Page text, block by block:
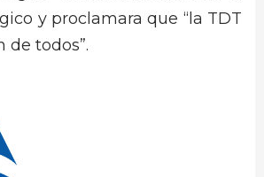
y proclamara que “la TDT
de todos”.